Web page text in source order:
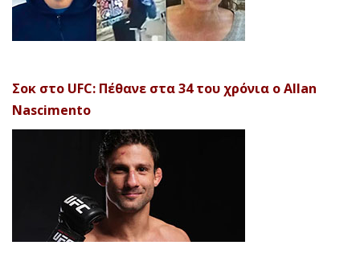
Σοκ στο UFC: Πέθανε στα 34 του χρόνια ο Allan
Nascimento